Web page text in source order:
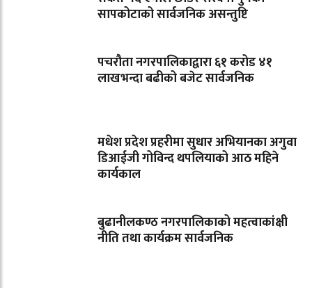
सापकोटाको सार्वजनिक असन्तुष्टि
पचरौता नगरपालिकाद्वारा ६१ करोड ४१
लाखभन्दा बढीको बजेट सार्वजनिक
मधेश प्रदेश प्रहरीमा सुधार अभियानका अगुवा
डिआईजी गोविन्द थपलियाको आठ महिने
कार्यकाल
बुढानीलकण्ठ नगरपालिकाको महत्वाकांक्षी
नीति तथा कार्यक्रम सार्वजनिक